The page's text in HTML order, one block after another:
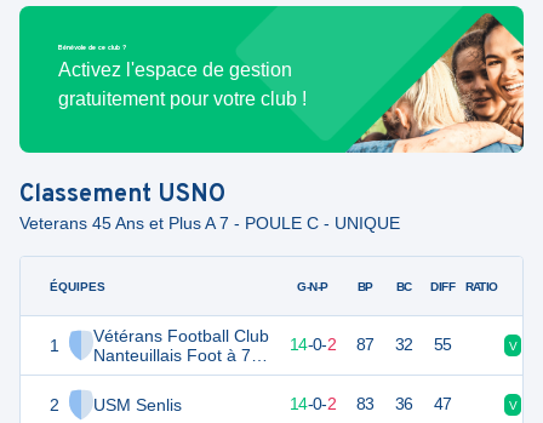
Bénévole de ce club ?
Activez l'espace de gestion
gratuitement pour votre club !
Classement USNO
Veterans 45 Ans et Plus A 7 - POULE C - UNIQUE
ÉQUIPES
1
Vétérans Football Club
Nanteuillais Foot à 7
VETERAN
2
USM Senlis
G-N-P BP BC DIFF RATIO
42 16 14-0-2 87 32 55 V
14-0-2 83 36 47 V